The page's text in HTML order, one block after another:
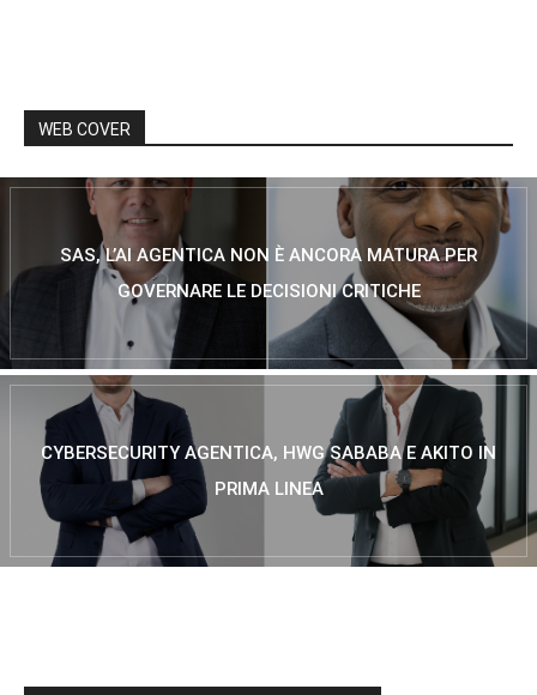
WEB COVER
SAS, L’AI AGENTICA NON È ANCORA MATURA PER
GOVERNARE LE DECISIONI CRITICHE
CYBERSECURITY AGENTICA, HWG SABABA E AKITO IN
PRIMA LINEA